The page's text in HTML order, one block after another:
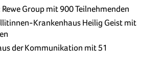
Group mit 900 Teilnehmenden
Krankenhaus Heilig Geist mit
der Kommunikation mit 51